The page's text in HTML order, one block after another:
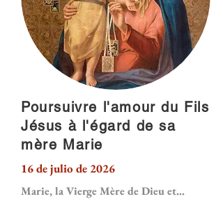
Poursuivre l'amour du Fils
Jésus à l'égard de sa
mère Marie
16 de julio de 2026
Marie, la Vierge Mère de Dieu et...